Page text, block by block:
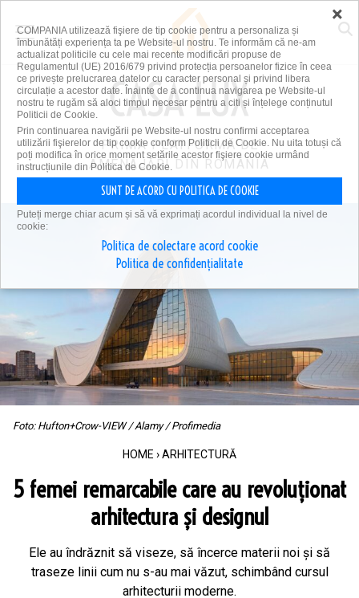
PRIMA PLATFORMĂ DE
AMENAJĂRI DIN ROMÂNIA
Foto: Hufton+Crow-VIEW / Alamy / Profimedia
HOME ›ARHITECTURĂ
5 femei remarcabile care au revoluționat
arhitectura și designul
Ele au îndrăznit să viseze, să încerce materii noi şi să
traseze linii cum nu s-au mai văzut, schimbând cursul
arhitecturii moderne.
×
COMPANIA utilizează fişiere de tip cookie pentru a personaliza și
îmbunătăți experiența ta pe Website-ul nostru. Te informăm că ne-am
actualizat politicile cu cele mai recente modificări propuse de
Regulamentul (UE) 2016/679 privind protecția persoanelor fizice în ceea
ce privește prelucrarea datelor cu caracter personal și privind libera
circulație a acestor date. Înainte de a continua navigarea pe Website-ul
nostru te rugăm să aloci timpul necesar pentru a citi și înțelege conținutul
Politicii de Cookie.
Prin continuarea navigării pe Website-ul nostru confirmi acceptarea
utilizării fişierelor de tip cookie conform Politicii de Cookie. Nu uita totuși că
poți modifica în orice moment setările acestor fişiere cookie urmând
instrucțiunile din Politica de Cookie.
SUNT DE ACORD CU POLITICA DE COOKIE
Puteți merge chiar acum și să vă exprimați acordul individual la nivel de
cookie:
Politica de colectare acord cookie
Politica de confidențialitate